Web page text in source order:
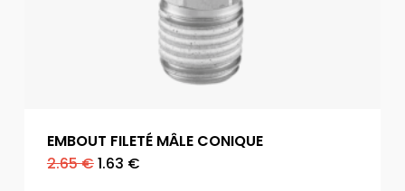
EMBOUT FILETÉ MÂLE CONIQUE
2.65€Le
1.63 €Le